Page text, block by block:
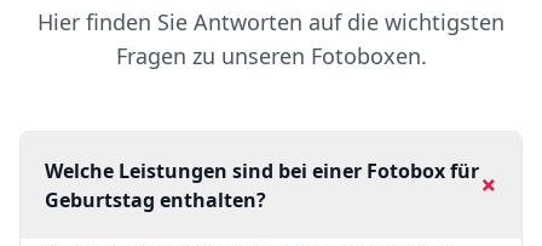
Hier finden Sie Antworten auf die wichtigsten
Fragen zu unseren Fotoboxen.
Welche Leistungen sind bei einer Fotobox für
Geburtstag enthalten?
+